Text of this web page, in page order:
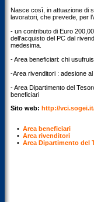
Nasce così, in attuazione di
lavoratori, che prevede, per
- un contributo di Euro
dell'acquisto del PC dal
medesima.
- Area beneficiari: chi
-Area rivenditori : adesione
- Area Dipartimento del
beneficiari
Sito web: http://
• Area beneficiari
• Area rivenditori
• Area Dipartimento del